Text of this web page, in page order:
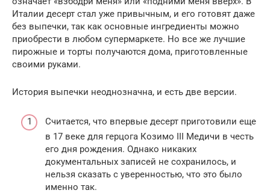
Италии десерт стал уже привычным, и его готовят даже
без выпечки, так как основные ингредиенты можно
приобрести в любом супермаркете. Но все же лучшие
пирожные и торты получаются дома, приготовленные
своими руками.
История выпечки неоднозначна, и есть две версии.
Считается, что впервые десерт приготовили еще
в 17 веке для герцога Козимо III Медичи в честь
его дня рождения. Однако никаких
документальных записей не сохранилось, и
нельзя сказать с уверенностью, что это было
именно так.